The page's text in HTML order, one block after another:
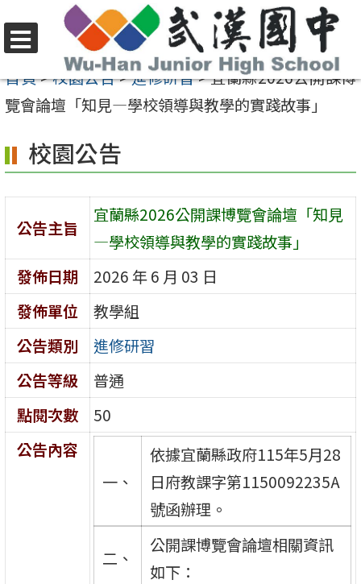
至
要
容
區
選
單
首頁>校園公告>進修研習>宜蘭縣2026公開課博
覽會論壇「知見—學校領導與教學的實踐故事」
校園公告
公告主旨
宜蘭縣2026公開課博覽會論壇「知見
—學校領導與教學的實踐故事」
發佈日期
2026 年 6 月 03 日
發佈單位
教學組
公告類別
進修研習
公告等級
普通
點閱次數
50
公告內容
一、
依據宜蘭縣政府115年5月28
日府教課字第1150092235A
號函辦理。
二、
公開課博覽會論壇相關資訊
如下：